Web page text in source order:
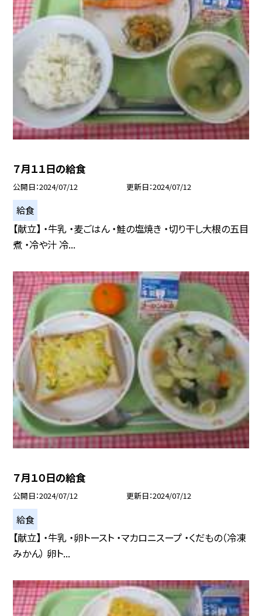
７月１１日の給食
公開日 2024/07/12 更新日 2024/07/12
給食
【献立】 ・牛乳 ・麦ごはん ・鮭の塩焼き ・切り干し大根の五目
煮 ・冷や汁 冷...
７月１０日の給食
公開日 2024/07/12 更新日 2024/07/12
給食
【献立】 ・牛乳 ・卵トースト ・マカロニスープ ・くだもの（冷凍
みかん） 卵ト...